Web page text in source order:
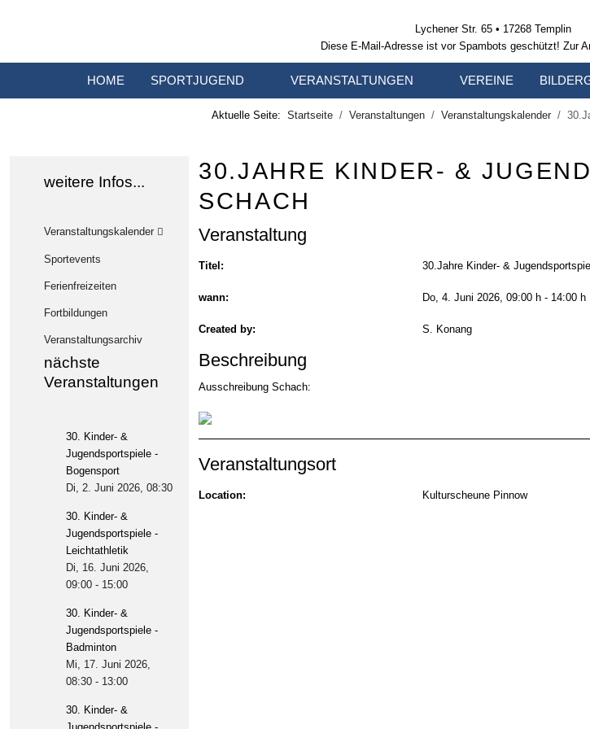
Lychener Str. 65 • 17268 Templin
Diese E-Mail-Adresse ist vor Spambots geschützt! Zur
HOME SPORTJUGEND VERANSTALTUNGEN VEREINE
Aktuelle Seite: Startseite Veranstaltungen Veranstaltungskalender
weitere Infos...
Veranstaltungskalender
Sportevents
Ferienfreizeiten
Fortbildungen
Veranstaltungsarchiv
nächste
Veranstaltungen
30. Kinder- &
Jugendsportspiele -
Bogensport
Di, 2. Juni 2026, 08:30
30. Kinder- &
Jugendsportspiele -
Leichtathletik
Di, 16. Juni 2026,
09:00- 15:00
30. Kinder- &
Jugendsportspiele -
Badminton
Mi, 17. Juni 2026,
08:30- 13:00
30. Kinder- &
30.JAHRE KINDER- &
SCHACH
Veranstaltung
Titel: 30.Jahre Kinder- &
wann: Do, 4. Juni 2026, 09:00 h - 14:00 h
Created by: S. Konang
Beschreibung
Ausschreibung Schach:
Veranstaltungsort
Location: Kulturscheune Pinnow